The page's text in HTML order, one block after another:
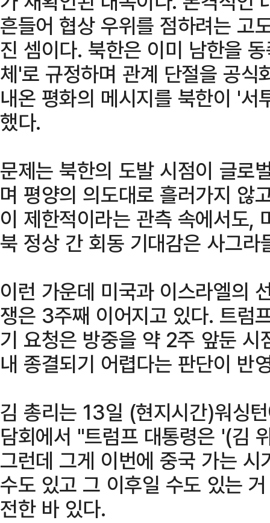
흔들어 협상 우위를 점하려는 고
진 셈이다. 북한은 이미 남한을
체'로 규정하며 관계 단절을 공식
내온 평화의 메시지를 북한이 '서
했다.
문제는 북한의 도발 시점이 글로
며 평양의 의도대로 흘러가지 않
이 제한적이라는 관측 속에서도,
북 정상 간 회동 기대감은 사그라
이런 가운데 미국과 이스라엘의
쟁은 3주째 이어지고 있다. 트럼
기 요청은 방중을 약 2주 앞둔 시
내 종결되기 어렵다는 판단이 반
김 총리는 13일 (현지시간)워싱
담회에서 "트럼프 대통령은 '(김
그런데 그게 이번에 중국 가는
수도 있고 그 이후일 수도 있는
전한 바 있다.